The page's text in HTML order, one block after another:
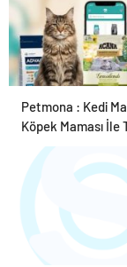
Petmona : Kedi
Köpek Maması İle
Hayvan Ürünleri